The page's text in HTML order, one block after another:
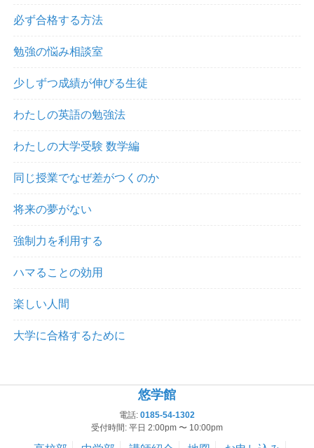
必ず合格する方法
勉強の悩み相談室
少しずつ成績が伸びる生徒
わたしの英語の勉強法
わたしの大学受験 数学編
同じ授業でなぜ差がつくのか
将来の夢がない
強制力を利用する
ハマることの効用
楽しい人間
大学に合格するために
悠学館
電話: 0185-54-1302
受付時間: 平日 2:00pm 〜 10:00pm